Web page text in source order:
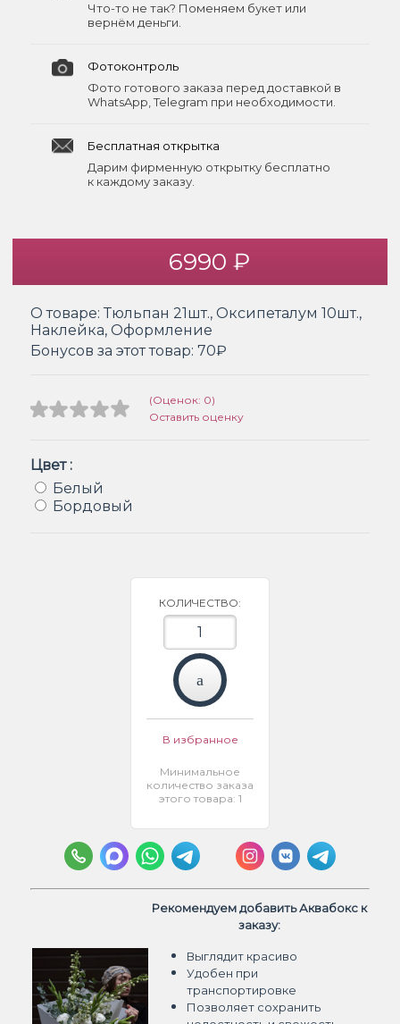
Что-то не так? Поменяем букет или
вернём деньги.
Фотоконтроль
Фото готового заказа перед доставкой в
WhatsApp, Telegram при необходимости.
Бесплатная открытка
Дарим фирменную открытку бесплатно
к каждому заказу.
6990 ₽
О товаре: Тюльпан 21шт., Оксипеталум 10шт.,
Наклейка, Оформление
Бонусов за этот товар: 70₽
(Оценок: 0)
Оставить оценку
Цвет :
Белый
Бордовый
КОЛИЧЕСТВО:
В избранное
Минимальное
количество заказа
этого товара: 1
Рекомендуем добавить Аквабокс к
заказу:
Выглядит красиво
Удобен при
транспортировке
Позволяет сохранить